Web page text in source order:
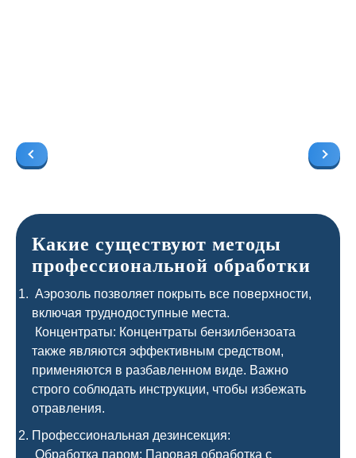
Какие существуют методы
профессиональной обработки
Аэрозоль позволяет покрыть все поверхности,
включая труднодоступные места.
Концентраты: Концентраты бензилбензоата
также являются эффективным средством,
применяются в разбавленном виде. Важно
строго соблюдать инструкции, чтобы избежать
отравления.
Профессиональная дезинсекция:
Обработка паром: Паровая обработка с